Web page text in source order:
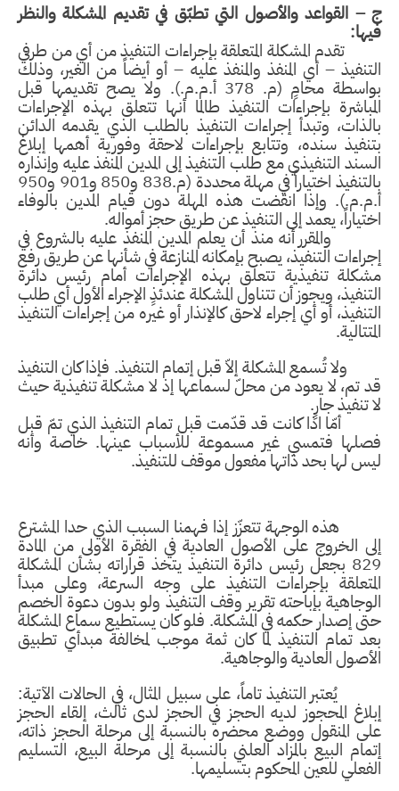
ج – القواعد والأصول التي تطبّق في تقديم المشكلة والنظر
فيها:
تقدم المشكلة المتعلقة بإجراءات التنفيذ من أي من طرفي
التنفيذ – أي المنفذ والمنفذ عليه – أو أيضاً من الغير، وذلك
بواسطة محامٍ (م. 378 أ.م.م.). ولا يصح تقديمها قبل
المباشرة بإجراءات التنفيذ طالما أنها تتعلق بهذه الإجراءات
بالذات، وتبدأ إجراءات التنفيذ بالطلب الذي يقدمه الدائن
بتنفيذ سنده، وتتابع بإجراءات لاحقة وفورية أهمها إبلاغ
السند التنفيذي مع طلب التنفيذ إلى المدين المنفذ عليه وإنذاره
بالتنفيذ اختياراً في مهلة محددة (م.838 و850 و901 و950
أ.م.م.). وإذا انقضت هذه المهلة دون قيام المدين بالوفاء
اختياراً، يعمد إلى التنفيذ عن طريق حجز أمواله.
والمقرر أنه منذ أن يعلم المدين المنفذ عليه بالشروع في
إجراءات التنفيذ، يصبح بإمكانه المنازعة في شأنها عن طريق رفع
مشكلة تنفيذية تتعلق بهذه الإجراءات أمام رئيس دائرة
التنفيذ، ويجوز أن تتناول المشكلة عندئذٍ الإجراء الأول أي طلب
التنفيذ، أو أي إجراء لاحق كالإنذار أو غيره من إجراءات التنفيذ
المتتالية.
ولا تُسمع المشكلة إلاّ قبل إتمام التنفيذ. فإذا كان التنفيذ
قد تم، لا يعود من محلّ لسماعها إذ لا مشكلة تنفيذية حيث
لا تنفيذ جارٍ.
أمّا اذا كانت قد قدّمت قبل تمام التنفيذ الذي تمّ قبل
فصلها فتمسي غير مسموعة للأسباب عينها. خاصة وأنه
ليس لها بحد ذاتها مفعول موقف للتنفيذ.
هذه الوجهة تتعزّز إذا فهمنا السبب الذي حدا المشترع
إلى الخروج على الأصول العادية في الفقرة الأولى من المادة
829 بجعل رئيس دائرة التنفيذ يتخذ قراراته بشأن المشكلة
المتعلقة بإجراءات التنفيذ على وجه السرعة، وعلى مبدأ
الوجاهية بإباحته تقرير وقف التنفيذ ولو بدون دعوة الخصم
حتى إصدار حكمه في المشكلة. فلو كان يستطيع سماع المشكلة
بعد تمام التنفيذ لما كان ثمة موجب لمخالفة مبدأي تطبيق
الأصول العادية والوجاهية.
يُعتبر التنفيذ تاماً، على سبيل المثال، في الحالات الآتية:
إبلاغ المحجوز لديه الحجز في الحجز لدى ثالث، إلقاء الحجز
على المنقول ووضع محضره بالنسبة إلى مرحلة الحجز ذاته،
إتمام البيع بالمزاد العلني بالنسبة إلى مرحلة البيع، التسليم
الفعلي للعين المحكوم بتسليمها.